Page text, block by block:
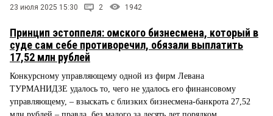
23 июля 2025 15:30 2 1942
Принцип эстоппеля: омского бизнесмена, который в
суде сам себе противоречил, обязали выплатить
17,52 млн рублей
Конкурсному управляющему одной из фирм Левана
ТУРМАНИДЗЕ удалось то, чего не удалось его финансовому
управляющему, – взыскать с близких бизнесмена-банкрота 27,52